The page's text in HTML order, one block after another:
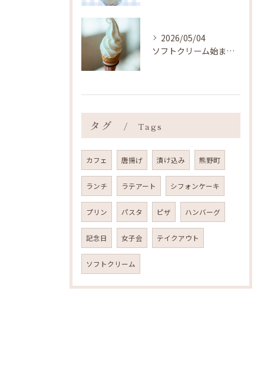
2026/05/04
ソフトクリーム始まりました ˎˊ˗
タグ Tags
カフェ 唐揚げ 漬け込み 熊野町
ランチ ラテアート シフォンケーキ
プリン パスタ ピザ ハンバーグ
記念日 女子会 テイクアウト
ソフトクリーム